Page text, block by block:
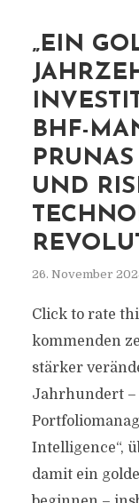
„EIN
BHF-
UND
26. November
Click to rate
kommenden
stärker
Jahrhundert –
Intelligence“,
damit ein